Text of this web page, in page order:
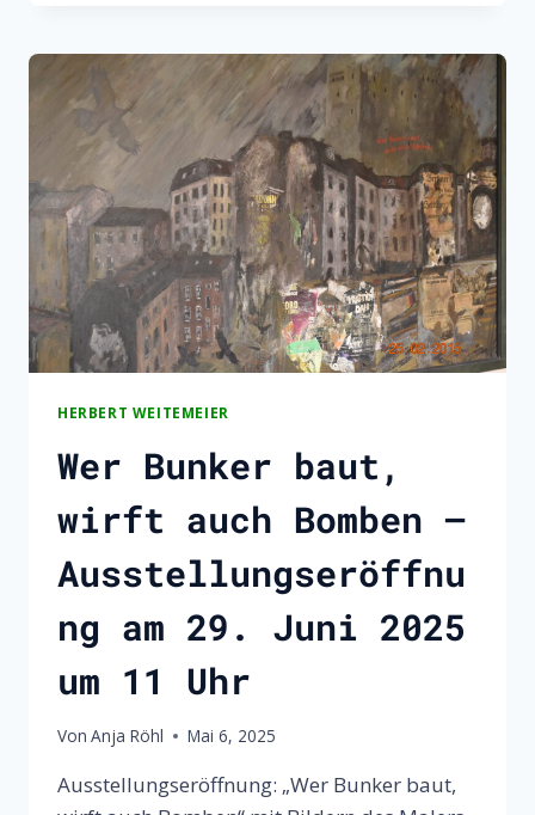
´
IM
„ATELIER
KIEHLUFER“
HERBERT WEITEMEIER
Wer Bunker baut,
wirft auch Bomben –
Ausstellungseröffnu
ng am 29. Juni 2025
um 11 Uhr
Von Anja Röhl Mai 6, 2025
Ausstellungseröffnung: „Wer Bunker baut,